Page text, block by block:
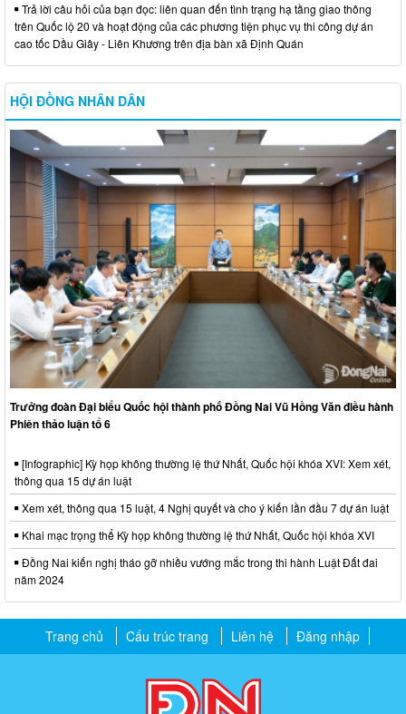
Trả lời câu hỏi của bạn đọc: liên quan đến tình trạng hạ tầng giao thông
trên Quốc lộ 20 và hoạt động của các phương tiện phục vụ thi công dự án
cao tốc Dầu Giây - Liên Khương trên địa bàn xã Định Quán
HỘI ĐỒNG NHÂN DÂN
Trưởng đoàn Đại biểu Quốc hội thành phố Đồng Nai Vũ Hồng Văn điều hành
Phiên thảo luận tổ 6
[Infographic] Kỳ họp không thường lệ thứ Nhất, Quốc hội khóa XVI: Xem xét,
thông qua 15 dự án luật
Xem xét, thông qua 15 luật, 4 Nghị quyết và cho ý kiến lần đầu 7 dự án luật
Khai mạc trọng thể Kỳ họp không thường lệ thứ Nhất, Quốc hội khóa XVI
Đồng Nai kiến nghị tháo gỡ nhiều vướng mắc trong thi hành Luật Đất đai
năm 2024
Trang chủ Cấu trúc trang Liên hệ Đăng nhập